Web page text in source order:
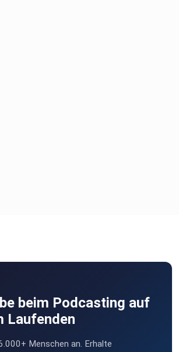
beim Podcasting auf
Laufenden
Menschen an. Erhalte